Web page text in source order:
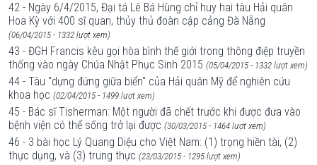
42 - Ngày 6/4/2015, Đại tá Lê Bá Hùng chỉ huy hai tàu Hải quân
Hoa Kỳ với 400 sĩ quan, thủy thủ đoàn cập cảng Đà Nẵng
(06/04/2015 - 1332 lượt xem)
43 - ĐGH Francis kêu gọi hòa bình thế giới trong thông điệp truyền
thống vào ngày Chúa Nhật Phục Sinh 2015 (05/04/2015 - 1332 lượt xem)
44 - Tàu "dựng đứng giữa biển" của Hải quân Mỹ để nghiên cứu
khoa học (02/04/2015 - 1499 lượt xem)
45 - Bác sĩ Tisherman: Một người đã chết trước khi được đưa vào
bệnh viện có thể sống trở lại được (30/03/2015 - 1464 lượt xem)
46 - 3 bài học Lý Quang Diệu cho Việt Nam: (1) trọng hiền tài, (2)
thực dụng, và (3) trung thực (23/03/2015 - 1295 lượt xem)